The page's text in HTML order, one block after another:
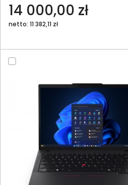
14 000,00 zł
netto: 11 382,11 zł